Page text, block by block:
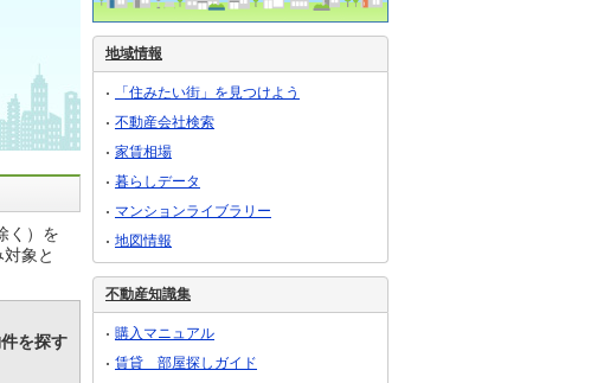
く）を
象と
を探す
地域情報
「住みたい街」を見つけよう
不動産会社検索
家賃相場
暮らしデータ
マンションライブラリー
地図情報
不動産知識集
購入マニュアル
賃貸 部屋探しガイド